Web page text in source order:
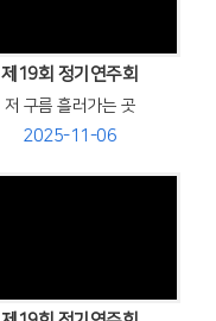
제19회 정기연주회
저 구름 흘러가는 곳
2025-11-06